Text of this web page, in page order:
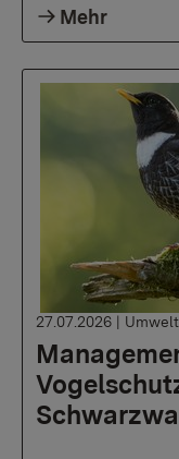
Mehr
27.07.2026 |